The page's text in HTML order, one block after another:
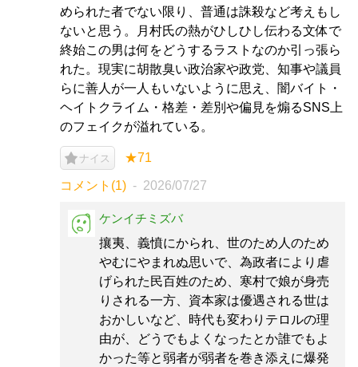
められた者でない限り、普通は誅殺など考えもし
ないと思う。月村氏の熱がひしひし伝わる文体で
終始この男は何をどうするラストなのか引っ張ら
れた。現実に胡散臭い政治家や政党、知事や議員
らに善人が一人もいないように思え、闇バイト・
ヘイトクライム・格差・差別や偏見を煽るSNS上
のフェイクが溢れている。
ナイス ★71
コメント(1) 2026/07/27
ケンイチミズバ
攘夷、義憤にかられ、世のため人のため
やむにやまれぬ思いで、為政者により虐
げられた民百姓のため、寒村で娘が身売
りされる一方、資本家は優遇される世は
おかしいなど、時代も変わりテロルの理
由が、どうでもよくなったとか誰でもよ
かった等と弱者が弱者を巻き添えに爆発